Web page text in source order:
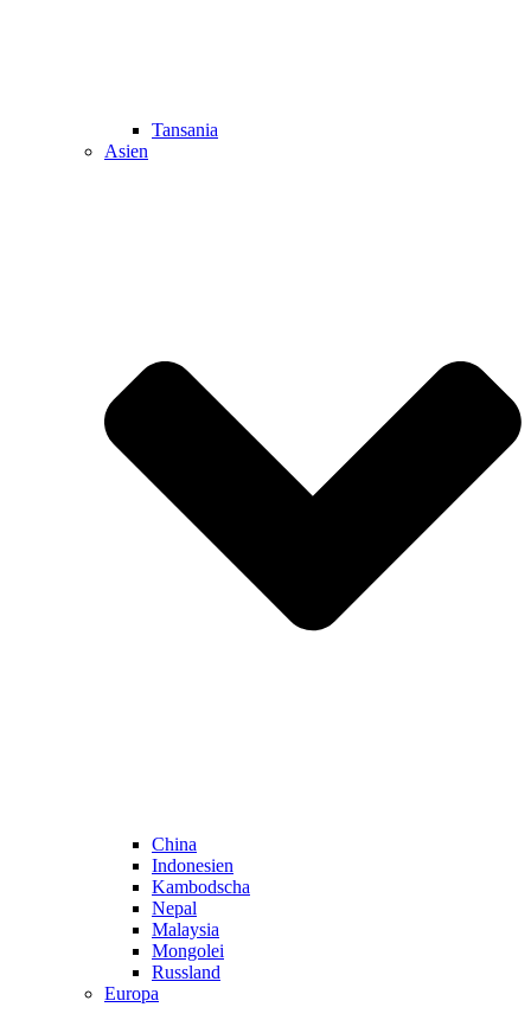
Tansania
Asien
China
Indonesien
Kambodscha
Nepal
Malaysia
Mongolei
Russland
Europa